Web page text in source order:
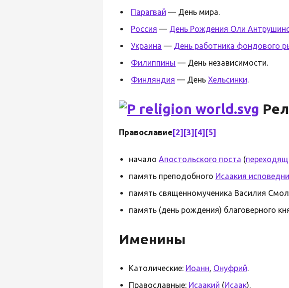
Парагвай — День мира.
Россия — День Рождения Оли
Украина — День работника фондового
Филиппины — День независимости.
Финляндия — День Хельсинки.
Православие [2] [3] [4] [5]
начало Апостольского поста (
память преподобного Исаакия
память священномученика Василия
память (день рождения) благоверного
Именины
Католические: Иоанн, Онуфрий.
Православные: Исаакий (Исаак).